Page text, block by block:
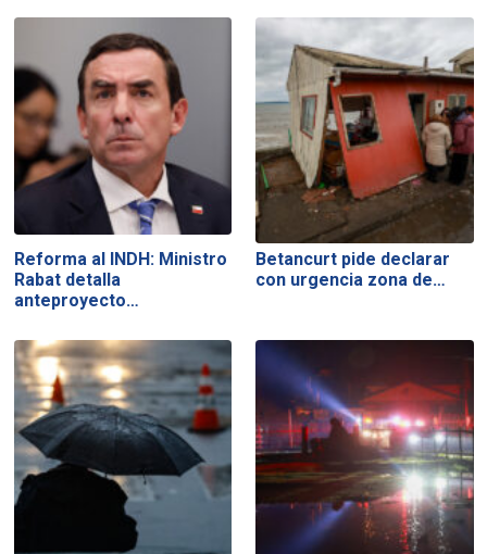
Reforma al INDH: Ministro
Rabat detalla
anteproyecto…
Betancurt pide declarar
con urgencia zona de…